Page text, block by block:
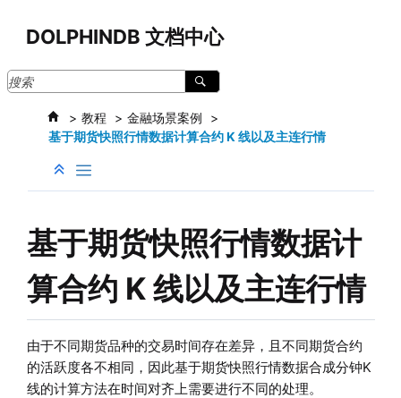
DOLPHINDB 文档中心
教程
金融场景案例
基于期货快照行情数据计算合约 K 线以及主连行情
基于期货快照行情数据计
算合约 K 线以及主连行情
由于不同期货品种的交易时间存在差异，且不同期货合约
的活跃度各不相同，因此基于期货快照行情数据合成分钟K
线的计算方法在时间对齐上需要进行不同的处理。